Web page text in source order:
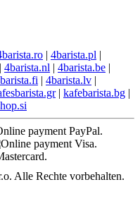
| 4barista.pl |
4barista.nl | 4barista.be |
| 4barista.lv |
| kafebarista.bg |
Alle Rechte vorbehalten.